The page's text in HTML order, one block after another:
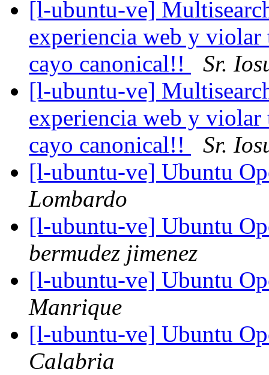
[l-ubuntu-ve]
experiencia web y
cayo canonical!!
Sr.
[l-ubuntu-ve]
experiencia web y
cayo canonical!!
Sr.
[l-ubuntu-ve] Ubuntu
Lombardo
[l-ubuntu-ve] Ubuntu
bermudez jimenez
[l-ubuntu-ve] Ubuntu
Manrique
[l-ubuntu-ve] Ubuntu
Calabria